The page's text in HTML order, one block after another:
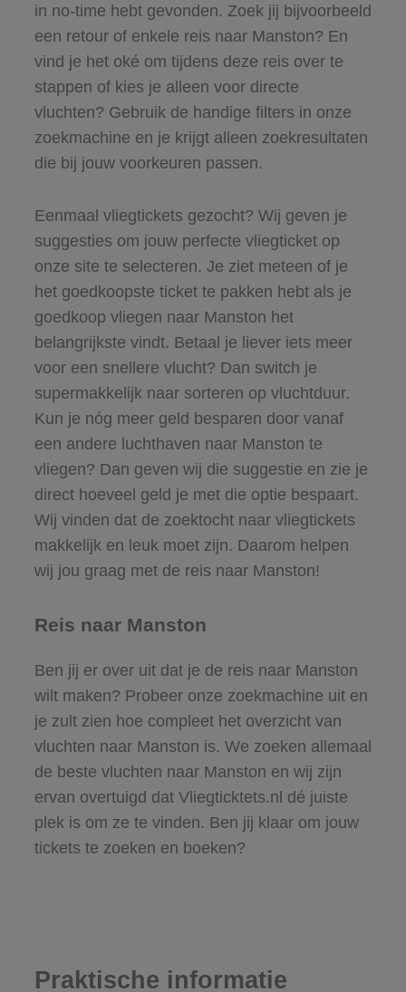
in no-time hebt gevonden. Zoek jij bijvoorbeeld
een retour of enkele reis naar Manston? En
vind je het oké om tijdens deze reis over te
stappen of kies je alleen voor directe
vluchten? Gebruik de handige filters in onze
zoekmachine en je krijgt alleen zoekresultaten
die bij jouw voorkeuren passen.
Eenmaal vliegtickets gezocht? Wij geven je
suggesties om jouw perfecte vliegticket op
onze site te selecteren. Je ziet meteen of je
het goedkoopste ticket te pakken hebt als je
goedkoop vliegen naar Manston het
belangrijkste vindt. Betaal je liever iets meer
voor een snellere vlucht? Dan switch je
supermakkelijk naar sorteren op vluchtduur.
Kun je nóg meer geld besparen door vanaf
een andere luchthaven naar Manston te
vliegen? Dan geven wij die suggestie en zie je
direct hoeveel geld je met die optie bespaart.
Wij vinden dat de zoektocht naar vliegtickets
makkelijk en leuk moet zijn. Daarom helpen
wij jou graag met de reis naar Manston!
Reis naar Manston
Ben jij er over uit dat je de reis naar Manston
wilt maken? Probeer onze zoekmachine uit en
je zult zien hoe compleet het overzicht van
vluchten naar Manston is. We zoeken allemaal
de beste vluchten naar Manston en wij zijn
ervan overtuigd dat Vliegticktets.nl dé juiste
plek is om ze te vinden. Ben jij klaar om jouw
tickets te zoeken en boeken?
Praktische informatie